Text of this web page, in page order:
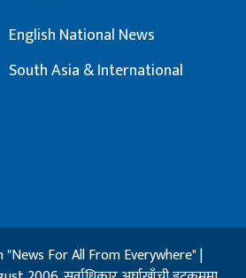
English National News
South Asia & International
"News For All From Everywhere" |